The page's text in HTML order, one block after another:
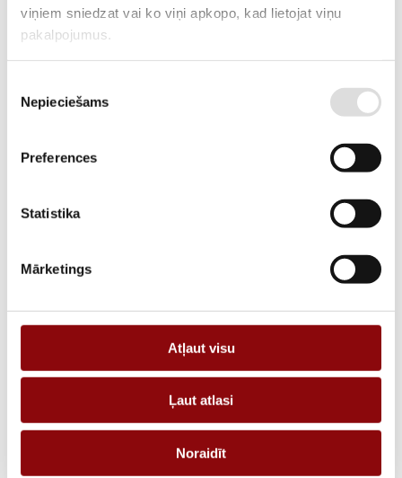
viņiem sniedzat vai ko viņi apkopo, kad lietojat viņu
pakalpojumus.
izvēle
Nepieciešams
Preferences
Statistika
Mārketings
Atļaut visu
Ļaut atlasi
Noraidīt
APRAKSTS
Cellpower ražotās akumulatoru baterijas ir neapkalpojamas
hermetizētas svina-skābes baterijas ar saistītu elektrolītu. Tās ir
pieļaujams novietot arī darbam horizontālā stāvoklī (uz sāniem)
Informācija Tehniskā specifikācija
SVARS 0.62 kg
AKUMULATORA TIPS AGM